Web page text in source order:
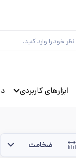
ابزارهای کاربردی
ضخامت